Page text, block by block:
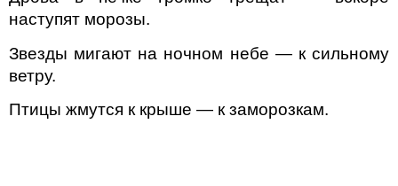
наступят морозы.
Звезды мигают на ночном небе — к сильному
ветру.
Птицы жмутся к крыше — к заморозкам.